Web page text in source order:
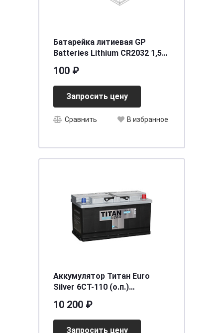
Батарейка литиевая GP
Batteries Lithium CR2032 1,5V
2C5
100 ₽
Запросить цену
Сравнить В избранное
Аккумулятор Титан Euro
Silver 6CT-110 (о.п.)
10 200 ₽
Запросить цену